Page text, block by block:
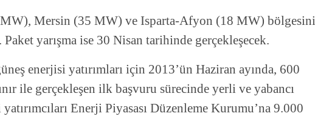
Mersin (35 MW) ve Isparta-Afyon (18 MW) bölgesini
Paket yarışma ise 30 Nisan tarihinde gerçekleşecek.
enerjisi yatırımları için 2013’ün Haziran ayında, 600
ile gerçekleşen ilk başvuru sürecinde yerli ve yabancı
Enerji Piyasası Düzenleme Kurumu’na 9.000